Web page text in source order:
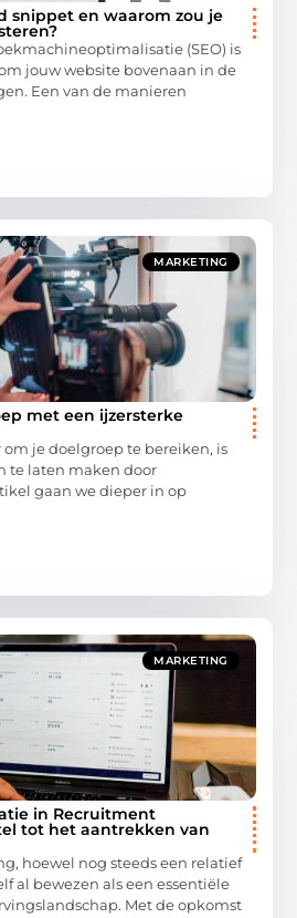
snippet en waarom zou je
(SEO) is
jouw website bovenaan in de
Een van de manieren
MARKETING
met een ijzersterke
je doelgroep te bereiken, is
te laten maken door
gaan we dieper in op
MARKETING
in Recruitment
tot het aantrekken van
hoewel nog steeds een relatief
al bewezen als een essentiële
Met de opkomst